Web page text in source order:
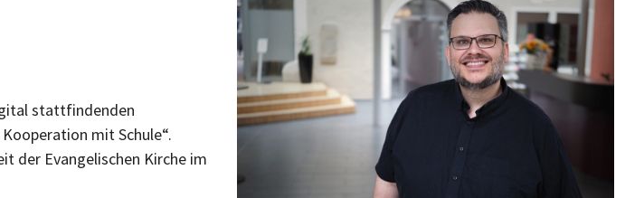
stattfindenden
mit Schule“.
der Evangelischen Kirche im